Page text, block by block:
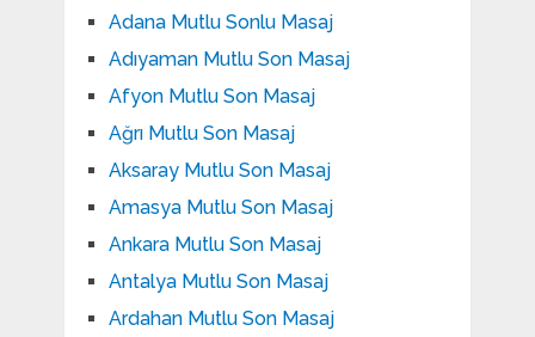
Adana Mutlu Sonlu Masaj
Adıyaman Mutlu Son Masaj
Afyon Mutlu Son Masaj
Ağrı Mutlu Son Masaj
Aksaray Mutlu Son Masaj
Amasya Mutlu Son Masaj
Ankara Mutlu Son Masaj
Antalya Mutlu Son Masaj
Ardahan Mutlu Son Masaj